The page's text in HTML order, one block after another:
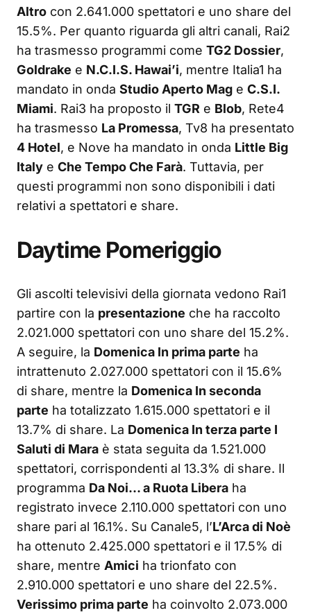
Altro con 2.641.000 spettatori e uno share del
15.5%. Per quanto riguarda gli altri canali, Rai2
ha trasmesso programmi come TG2 Dossier,
Goldrake e N.C.I.S. Hawai’i, mentre Italia1 ha
mandato in onda Studio Aperto Mag e C.S.I.
Miami. Rai3 ha proposto il TGR e Blob, Rete4
ha trasmesso La Promessa, Tv8 ha presentato
4 Hotel, e Nove ha mandato in onda Little Big
Italy e Che Tempo Che Farà. Tuttavia, per
questi programmi non sono disponibili i dati
relativi a spettatori e share.
Daytime Pomeriggio
Gli ascolti televisivi della giornata vedono Rai1
partire con la presentazione che ha raccolto
2.021.000 spettatori con uno share del 15.2%.
A seguire, la Domenica In prima parte ha
intrattenuto 2.027.000 spettatori con il 15.6%
di share, mentre la Domenica In seconda
parte ha totalizzato 1.615.000 spettatori e il
13.7% di share. La Domenica In terza parte I
Saluti di Mara è stata seguita da 1.521.000
spettatori, corrispondenti al 13.3% di share. Il
programma Da Noi… a Ruota Libera ha
registrato invece 2.110.000 spettatori con uno
share pari al 16.1%. Su Canale5, l’L’Arca di Noè
ha ottenuto 2.425.000 spettatori e il 17.5% di
share, mentre Amici ha trionfato con
2.910.000 spettatori e uno share del 22.5%.
Verissimo prima parte ha coinvolto 2.073.000